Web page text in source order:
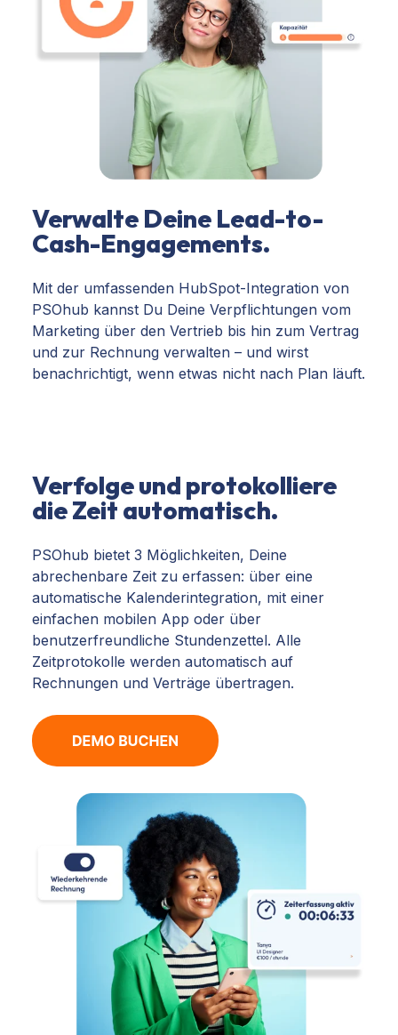
Verwalte Deine Lead-to-
Cash-Engagements.
Mit der umfassenden HubSpot-Integration von
PSOhub kannst Du Deine Verpflichtungen vom
Marketing über den Vertrieb bis hin zum Vertrag
und zur Rechnung verwalten – und wirst
benachrichtigt, wenn etwas nicht nach Plan läuft.
Verfolge und protokolliere
die Zeit automatisch.
PSOhub bietet 3 Möglichkeiten, Deine
abrechenbare Zeit zu erfassen: über eine
automatische Kalenderintegration, mit einer
einfachen mobilen App oder über
benutzerfreundliche Stundenzettel. Alle
Zeitprotokolle werden automatisch auf
Rechnungen und Verträge übertragen.